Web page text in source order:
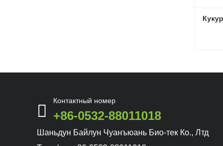
Контактный номер
+86-0532-88011018
Шаньдун Байлун Чуанъюань Био-тек Ко., Лтд